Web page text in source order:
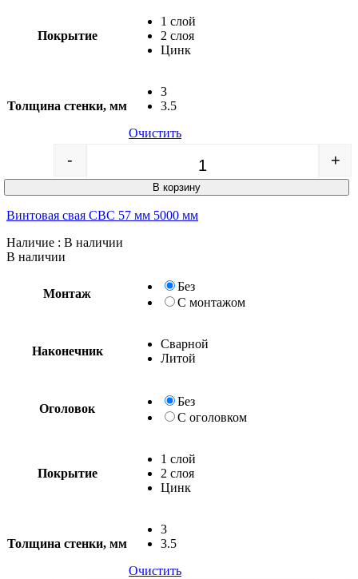
Покрытие
1 слой
2 слоя
Цинк
Толщина стенки, мм
3
3.5
Очистить
Quantity
- +
В корзину
Винтовая свая СВС 57 мм 5000 мм
Наличие : В наличии
В наличии
Монтаж
Без
С монтажом
Наконечник
Сварной
Литой
Оголовок
Без
С оголовком
Покрытие
1 слой
2 слоя
Цинк
Толщина стенки, мм
3
3.5
Очистить